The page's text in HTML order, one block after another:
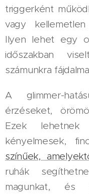
triggerként
vagy
Ilyen lehet egy
időszakban
számunkra
A glimmer-
érzéseket,
Ezek lehetnek
kényelmesek,
színűek,
ruhák
magunkat, és